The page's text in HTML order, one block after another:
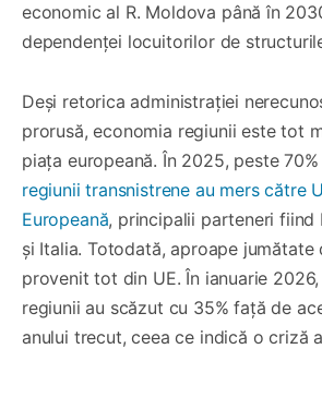
economic al R. Moldova până în
dependenței locuitorilor de
Deși retorica administrației
prorusă, economia regiunii este tot
piața europeană. În 2025, peste
regiunii transnistrene au mers către
Europeană, principalii parteneri fiind
și Italia. Totodată, aproape jumătate
provenit tot din UE. În ianuarie
regiunii au scăzut cu 35% față de
anului trecut, ceea ce indică o criză